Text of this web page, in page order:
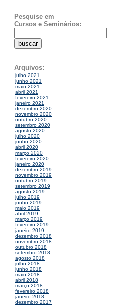
Pesquise em
Cursos e Seminários:
Arquivos:
julho 2021
junho 2021
maio 2021
abril 2021
fevereiro 2021
janeiro 2021
dezembro 2020
novembro 2020
outubro 2020
setembro 2020
agosto 2020
julho 2020
junho 2020
abril 2020
março 2020
fevereiro 2020
janeiro 2020
dezembro 2019
novembro 2019
outubro 2019
setembro 2019
agosto 2019
julho 2019
junho 2019
maio 2019
abril 2019
março 2019
fevereiro 2019
janeiro 2019
dezembro 2018
novembro 2018
outubro 2018
setembro 2018
agosto 2018
julho 2018
junho 2018
maio 2018
abril 2018
março 2018
fevereiro 2018
janeiro 2018
dezembro 2017